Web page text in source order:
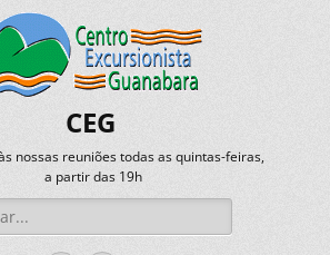
CEG
nossas reuniões todas as quintas-feiras,
a partir das 19h